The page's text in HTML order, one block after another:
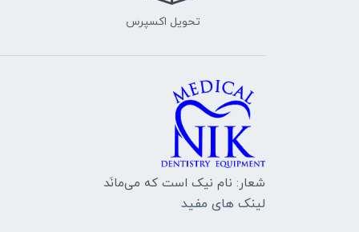
تحویل اکسپرس
شعار: نام نیک است که می‌مانَد
لینک های مفید